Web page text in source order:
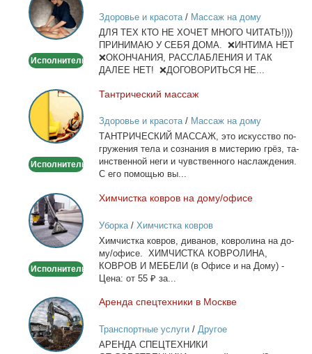
лица
и
тела
Исполнитель
Здоровье и красота/ Массаж на дому
ДЛЯ ТЕХ КТО НЕ ХОЧЕТ МНОГО ЧИТАТЬ!)))
ПРИНИМАЮ У СЕБЯ ДОМА. ❌ИНТИМА НЕТ
❌ОКОНЧАНИЯ, РАССЛАБЛЕНИЯ И ТАК
ДАЛЕЕ НЕТ! ❌ДОГОВОРИТЬСЯ НЕ...
Тантрический
массаж
Исполнитель
Тан­три­че­ский мас­саж
Здоровье и красота/ Массаж на дому
ТАНТРИЧЕСКИЙ МАССАЖ, это ис­кус­ство по­
гру­же­ния те­ла и со­зна­ния в ми­сте­рию грёз, та­
ин­ствен­ной неги и чув­ствен­но­го на­сла­жде­ния.
С его по­мо­щью вы...
Химчистка
ковров
на
дому/
Исполнитель
Хим­чист­ка ков­ров на до­му/офи­се
Уборка/ Химчистка ковров
Хим­чист­ка ков­ров, ди­ва­нов, ков­ро­ли­на на до­
му/офи­се. ХИМЧИСТКА КОВРОЛИНА,
КОВРОВ И МЕБЕЛИ (в Офи­се и на До­му) -
Це­на: от 55 ₽ за...
Аренда
спецтехники
в
Москве
Арен­да спец­тех­ни­ки в Москве
Транспортные услуги/ Другое
АРЕНДА СПЕЦТЕХНИКИ